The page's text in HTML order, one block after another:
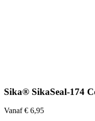
Sika® SikaSeal-174
Vanaf € 6,95